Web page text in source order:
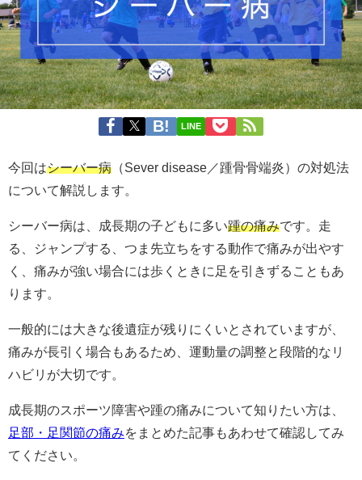
LINE
今回はシーバー病 （Sever disease／踵骨骨端炎）の対処法
について解説します。
シーバー病は、成長期の子どもに多い踵の痛みです。走
る、ジャンプする、つま先立ちをする動作で痛みが出やす
く、痛みが強い場合には歩くときに足を引きずることもあ
ります。
一般的には大きな後遺症が残りにくいとされていますが、
痛みが長引く場合もあるため、運動量の調整と段階的なリ
ハビリが大切です。
成長期のスポーツ障害や踵の痛みについて知りたい方は、
足部・足関節の痛みをまとめた記事もあわせて確認してみ
てください。